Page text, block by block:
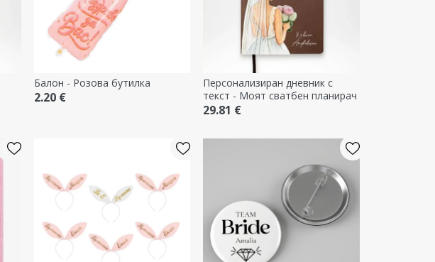
Балон - Розова бутилка
2.20 €
Персонализиран дневник с
текст - Моят сватбен планирач
29.81 €